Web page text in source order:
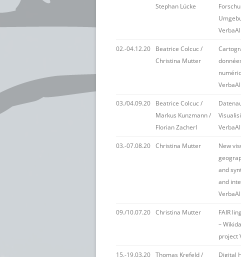
Stephan Lücke
02.-04.12.20
Beatrice Colcuc /
Christina Mutter
03./04.09.20
Beatrice Colcuc /
Markus Kunzmann /
Florian Zacherl
03.-07.08.20 Christina Mutter
New
and
and
09./10.07.20 Christina Mutter
FAIR
–
project
15.-19.03.20 Thomas Krefeld / Digital